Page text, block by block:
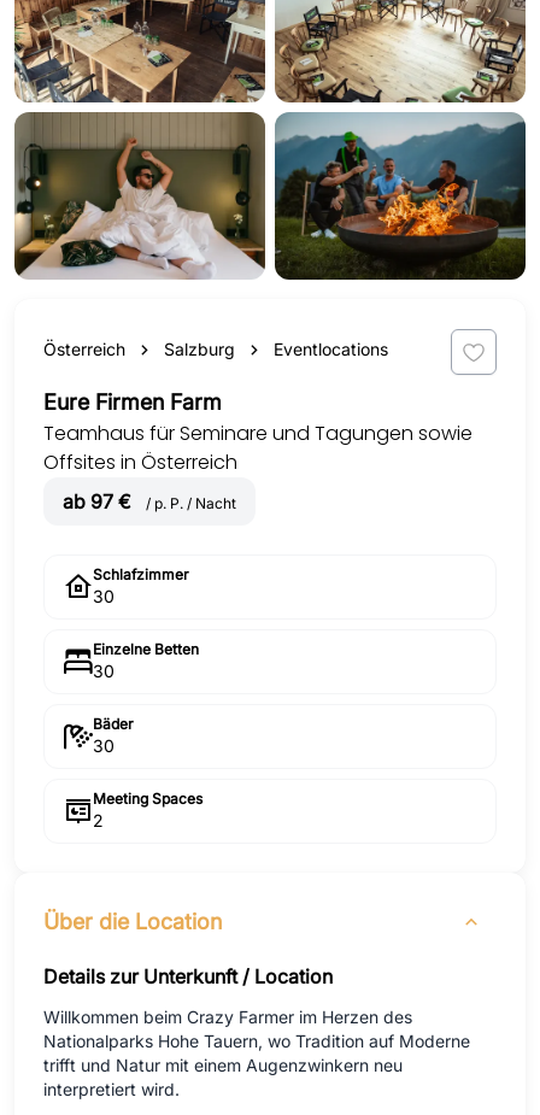
Österreich Salzburg Eventlocations
Eure Firmen Farm
Teamhaus für Seminare und Tagungen sowie
Offsites in Österreich
ab 97 € / p. P. / Nacht
Schlafzimmer
30
Einzelne Betten
30
Bäder
30
Meeting Spaces
2
Über die Location
Details zur Unterkunft / Location
Willkommen beim Crazy Farmer im Herzen des
Nationalparks Hohe Tauern, wo Tradition auf Moderne
trifft und Natur mit einem Augenzwinkern neu
interpretiert wird.